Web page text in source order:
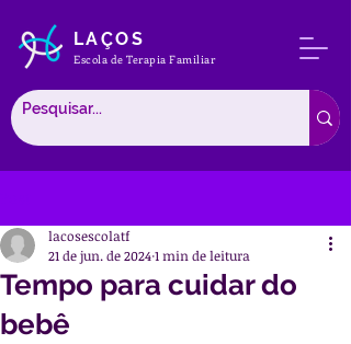
LAÇOS
Escola de Terapia Familiar
Tempo para cuidar do
bebê
lacosescolatf
21 de jun. de 20241 min de leitura